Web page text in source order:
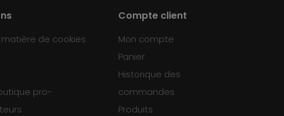
de cookies
pro-
Compte client
Mon compte
Panier
Historique des
commandes
Produits